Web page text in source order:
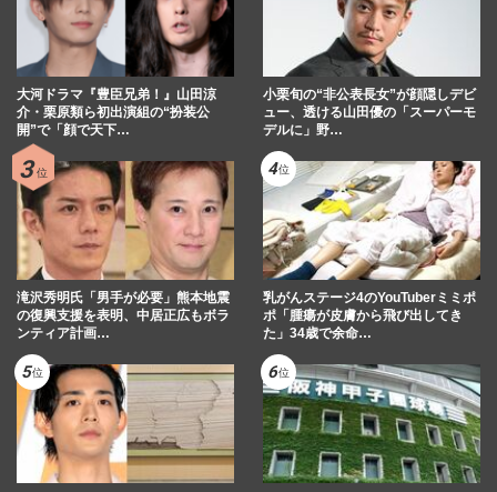
大河ドラマ『豊臣兄弟！』山田涼
介・栗原類ら初出演組の“扮装公
開”で「顔で天下…
小栗旬の“非公表長女”が顔隠しデビ
ュー、透ける山田優の「スーパーモ
デルに」野…
滝沢秀明氏「男手が必要」熊本地震
の復興支援を表明、中居正広もボラ
ンティア計画…
乳がんステージ4のYouTuberミミポ
ポ「腫瘍が皮膚から飛び出してき
た」34歳で余命…